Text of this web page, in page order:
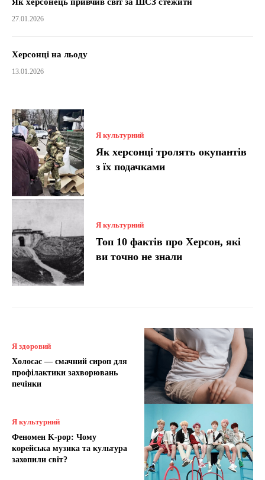
27.01.2026
Херсонці на льоду
13.01.2026
Я культурний
Як херсонці тролять окупантів
з їх подачками
Я культурний
Топ 10 фактів про Херсон, які
ви точно не знали
Я здоровий
Холосас — смачний сироп для
профілактики захворювань
печінки
Я культурний
Феномен K-pop: Чому
корейська музика та культура
захопили світ?